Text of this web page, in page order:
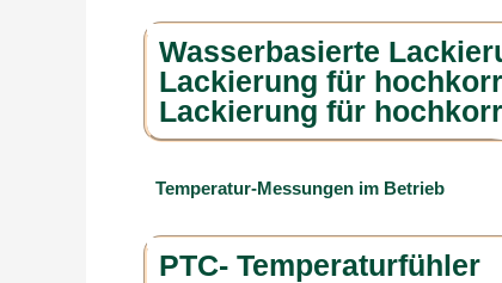
Wasserbasierte
Lackierung für
Lackierung für
Temperatur-Messungen im Betrieb
PTC- Temperaturfühler